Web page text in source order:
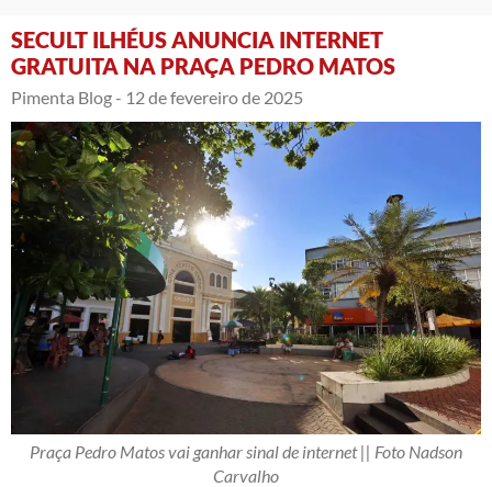
SECULT ILHÉUS ANUNCIA INTERNET
GRATUITA NA PRAÇA PEDRO MATOS
Pimenta Blog - 12 de fevereiro de 2025
Praça Pedro Matos vai ganhar sinal de internet || Foto Nadson
Carvalho